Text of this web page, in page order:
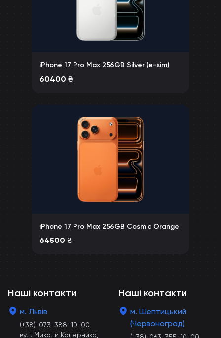
iPhone 17 Pro Max 256GB Silver (e-sim)
60400 ₴
iPhone 17 Pro Max 256GB Cosmic Orange
64500 ₴
Наші контакти
м. Львів
(+38)-073-388-10-00
вул. Миколи Коперника,
Наші контакти
м. Шептицький
(Червоноград)